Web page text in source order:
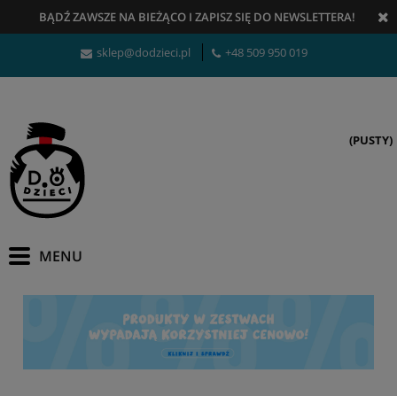
BĄDŹ ZAWSZE NA BIEŻĄCO I ZAPISZ SIĘ DO NEWSLETTERA!
sklep@dodzieci.pl +48 509 950 019
(PUSTY)